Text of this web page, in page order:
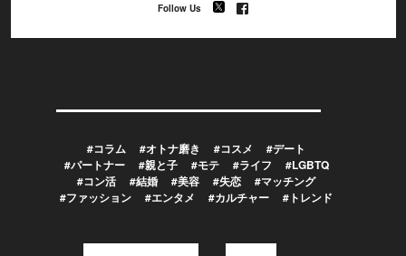
Follow Us
#コラム #オトナ磨き #コスメ
#デート
#パートナー
#親と子 #モテ #ライフ
#LGBTQ
#コン活
#結婚 #美容 #失恋
#マッチング
#ファッション
#エンタメ #カルチャー #トレンド